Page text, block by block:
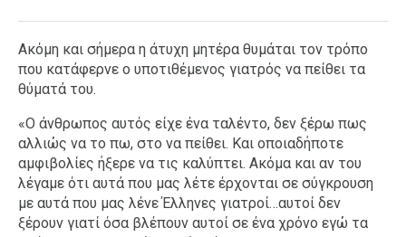
Ακόμη και σήμερα η άτυχη μητέρα θυμάται τον τρόπο
που κατάφερνε ο υποτιθέμενος γιατρός να πείθει τα
θύματά του.
«Ο άνθρωπος αυτός είχε ένα ταλέντο, δεν ξέρω πως
αλλιώς να το πω, στο να πείθει. Και οποιαδήποτε
αμφιβολίες ήξερε να τις καλύπτει. Ακόμα και αν του
λέγαμε ότι αυτά που μας λέτε έρχονται σε σύγκρουση
με αυτά που μας λένε Έλληνες γιατροί…αυτοί δεν
ξέρουν γιατί όσα βλέπουν αυτοί σε ένα χρόνο εγώ τα